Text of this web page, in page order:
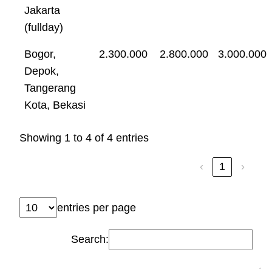
Jakarta
(fullday)
Bogor,
Depok,
Tangerang
Kota, Bekasi
2.300.000 2.800.000 3.000.000
Showing 1 to 4 of 4 entries
‹ 1 ›
entries per page
Search: